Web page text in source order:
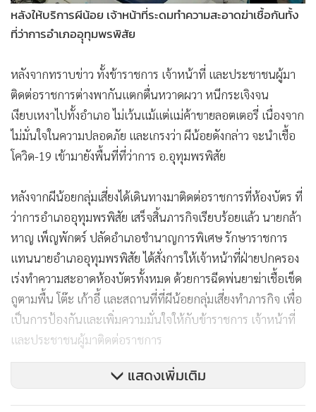
หลังให้บริการผีน้อย เจ้าหน้าที่ระดมทำความสะอาดฆ่าเชื้อกันทั้ง
ที่ว่าการอำเภออุุทุมพรพิสัย
หลังจากทราบข่าว ทั้งข้าราชการ เจ้าหน้าที่ และประชาชนผู้มา
ติดต่อราชการต่างพากันแตกตื่นหวาดผวา หนีกระเจิงจน
เงียบเหงาไปทั้งอำเภอ ไม่เว้นแม้แต่แม่ค้าขายลอตเตอรี่ เนื่องจาก
ไม่มั่นใจในความปลอดภัย และเกรงว่า ผีน้อยดังกล่าว จะนำเชื้อ
โควิด-19 เข้ามายังพื้นที่ที่ว่าการ อ.อุทุมพรพิสัย
หลังจากผีน้อยกลุ่มเสี่ยงได้เดินทางมาติดต่อราชการที่ห้องบัตร ที่
ว่าการอำเภออุทุมพรพิสัย เสร็จสิ้นภารกิจเรียบร้อยแล้ว นายกล้า
หาญ เพ็ญพักตร์ ปลัดอำเภอชำนาญการพิเศษ รักษาราชการ
แทนนายอำเภออุทุมพรพิสัย ได้สั่งการให้เจ้าหน้าที่ฝ่ายปกครอง
เร่งทำความสะอาดห้องบัตรทั้งหมด ด้วยการฉีดพ่นยาฆ่าเชื้อเช็ด
ถูตามพื้น โต๊ะ เก้าอี้ และสถานที่ที่ผีน้อยกลุ่มเสี่ยงทำภารกิจ เพื่อ
เป็นการป้องกันและเพิ่มความมั่นใจให้กับข้าราชการ เจ้าหน้าที่
และประชาชนผู้มาติดต่อราชการ
แสดงเพิ่มเติม